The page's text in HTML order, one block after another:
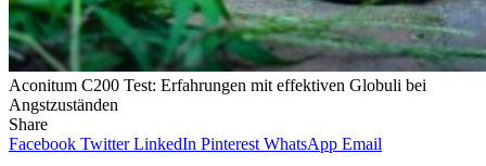
Aconitum C200 Test: Erfahrungen mit effektiven Globuli bei
Angstzuständen
Share
Facebook Twitter LinkedIn Pinterest WhatsApp Email